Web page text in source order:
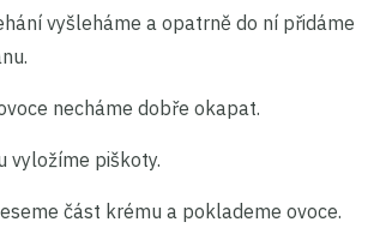
vyšleháme a opatrně do ní přidáme
necháme dobře okapat.
vyložíme piškoty.
část krému a poklademe ovoce.